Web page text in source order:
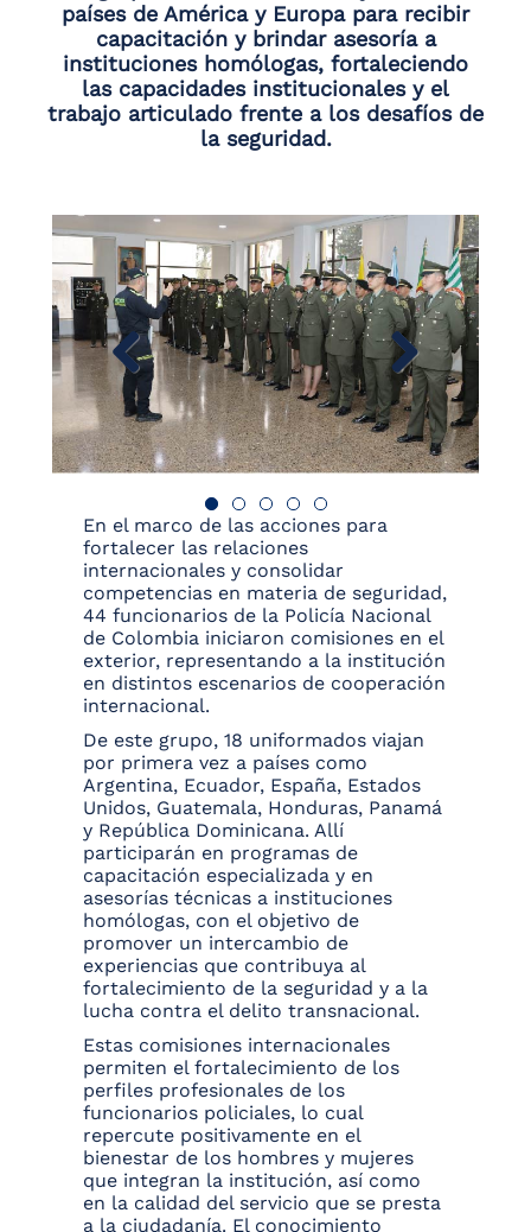
países de América y Europa para recibir
capacitación y brindar asesoría a
instituciones homólogas, fortaleciendo
las capacidades institucionales y el
trabajo articulado frente a los desafíos de
la seguridad.
En el marco de las acciones para
fortalecer las relaciones
internacionales y consolidar
competencias en materia de seguridad,
44 funcionarios de la Policía Nacional
de Colombia iniciaron comisiones en el
exterior, representando a la institución
en distintos escenarios de cooperación
internacional.
De este grupo, 18 uniformados viajan
por primera vez a países como
Argentina, Ecuador, España, Estados
Unidos, Guatemala, Honduras, Panamá
y República Dominicana. Allí
participarán en programas de
capacitación especializada y en
asesorías técnicas a instituciones
homólogas, con el objetivo de
promover un intercambio de
experiencias que contribuya al
fortalecimiento de la seguridad y a la
lucha contra el delito transnacional.
Estas comisiones internacionales
permiten el fortalecimiento de los
perfiles profesionales de los
funcionarios policiales, lo cual
repercute positivamente en el
bienestar de los hombres y mujeres
que integran la institución, así como
en la calidad del servicio que se presta
a la ciudadanía. El conocimiento